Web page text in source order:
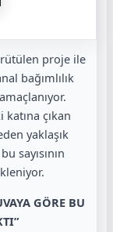
proje ile
bağımlılık
çıkan
yaklaşık
sayısının
GÖRE BU